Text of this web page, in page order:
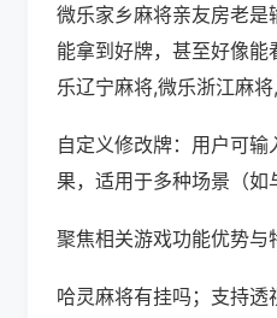
微乐家乡麻将亲友房老
能拿到好牌，甚至好像
乐辽宁麻将,微乐浙江麻
自定义修改牌：用户可
果，适用于多种场景（如
聚焦相关游戏功能优势与
哈灵麻将有挂吗；支持透